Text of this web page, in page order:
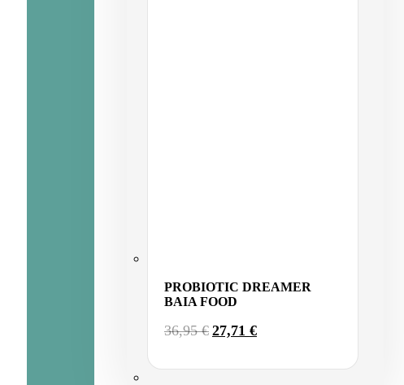
PROBIOTIC DREAMER
BAIA FOOD
36,95€ EL
27,71 €EL